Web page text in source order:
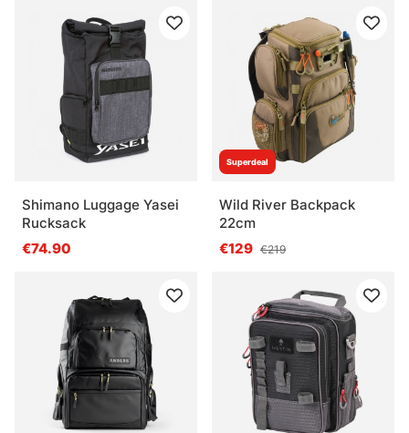
Shimano Luggage Yasei
Rucksack
€74.90
Superdeal
Wild River Backpack
22cm
€129 €219